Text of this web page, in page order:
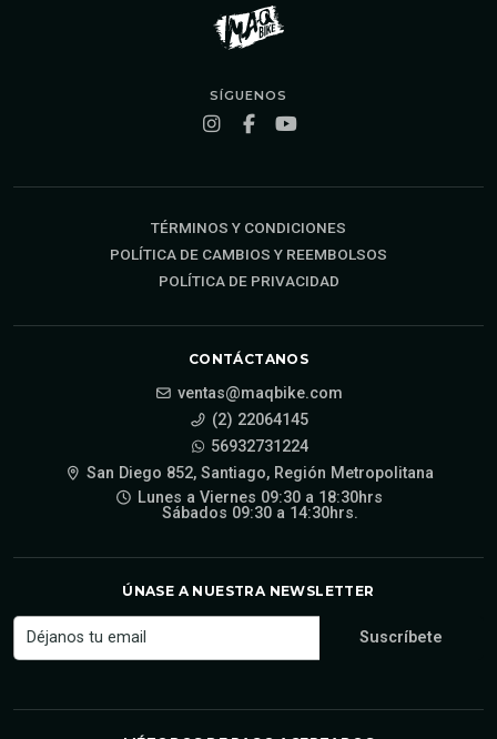
SÍGUENOS
TÉRMINOS Y CONDICIONES
POLÍTICA DE CAMBIOS Y REEMBOLSOS
POLÍTICA DE PRIVACIDAD
CONTÁCTANOS
ventas@maqbike.com
(2) 22064145
56932731224
San Diego 852, Santiago, Región Metropolitana
Lunes a Viernes 09:30 a 18:30hrs
Sábados 09:30 a 14:30hrs.
ÚNASE A NUESTRA NEWSLETTER